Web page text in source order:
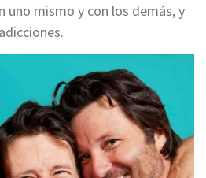
uno mismo y con los demás, y